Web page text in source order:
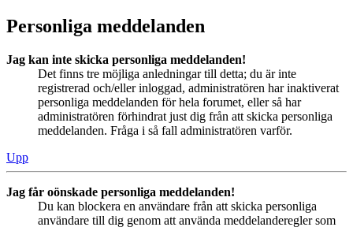
Personliga meddelanden
Jag kan inte skicka personliga meddelanden!
Det finns tre möjliga anledningar till detta; du är inte
registrerad och/eller inloggad, administratören har inaktiverat
personliga meddelanden för hela forumet, eller så har
administratören förhindrat just dig från att skicka personliga
meddelanden. Fråga i så fall administratören varför.
Upp
Jag får oönskade personliga meddelanden!
Du kan blockera en användare från att skicka personliga
användare till dig genom att använda meddelanderegler som